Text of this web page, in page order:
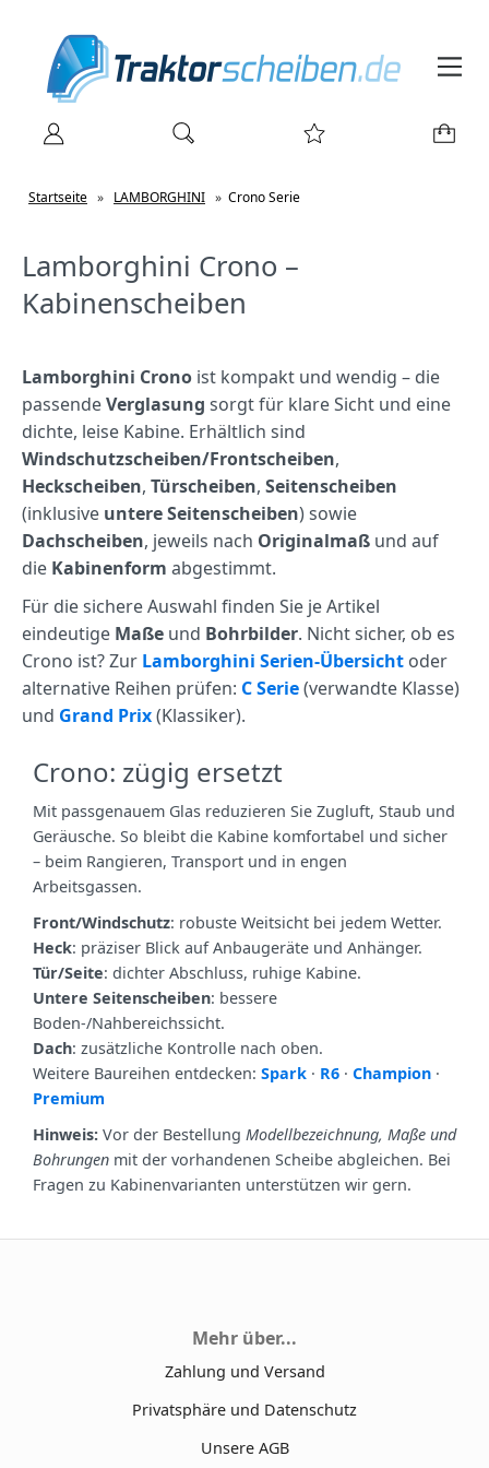
Startseite » LAMBORGHINI » Crono Serie
Lamborghini Crono –
Kabinenscheiben
Lamborghini Crono ist kompakt und wendig – die
passendeVerglasung sorgt für klare Sicht und eine
dichte, leise Kabine. Erhältlich sind
Windschutzscheiben/Frontscheiben,
Heckscheiben, Türscheiben, Seitenscheiben
(inklusive untere Seitenscheiben) sowie
Dachscheiben, jeweils nach Originalmaß und auf
die Kabinenform abgestimmt.
Für die sichere Auswahl finden Sie je Artikel
eindeutige Maße und Bohrbilder. Nicht sicher, ob es
Crono ist? Zur Lamborghini Serien‑Übersicht oder
alternative Reihen prüfen: C Serie(verwandte Klasse)
und Grand Prix(Klassiker).
Crono: zügig ersetzt
Mit passgenauem Glas reduzieren Sie Zugluft, Staub und
Geräusche. So bleibt die Kabine komfortabel und sicher
– beim Rangieren, Transport und in engen
Arbeitsgassen.
Front/Windschutz: robuste Weitsicht bei jedem Wetter.
Heck: präziser Blick auf Anbaugeräte und Anhänger.
Tür/Seite: dichter Abschluss, ruhige Kabine.
Untere Seitenscheiben: bessere
Boden‑/Nahbereichssicht.
Dach: zusätzliche Kontrolle nach oben.
Weitere Baureihen entdecken: Spark · R6 · Champion ·
Premium
Hinweis: Vor der Bestellung Modellbezeichnung, Maße und
Bohrungen mit der vorhandenen Scheibe abgleichen. Bei
Fragen zu Kabinenvarianten unterstützen wir gern.
Mehr über...
Zahlung und Versand
Privatsphäre und Datenschutz
Unsere AGB